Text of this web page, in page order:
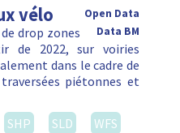
vélo
Open Data
Data BM
drop zones
de 2022, sur voiries
dans le cadre de
piétonnes et
SHP SLD
WFS